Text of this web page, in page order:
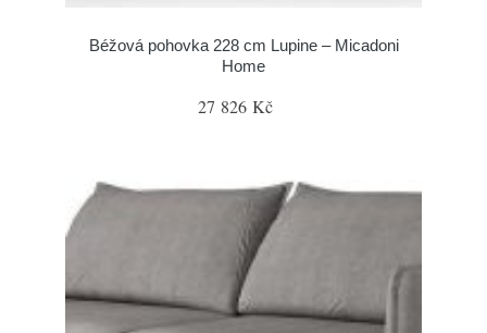
Béžová pohovka 228 cm Lupine – Micadoni
Home
27 826 Kč